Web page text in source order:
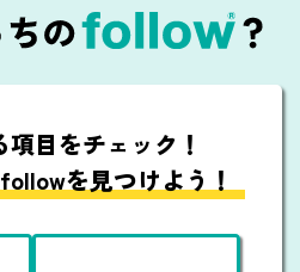
項目をチェック！
を見つけよう！